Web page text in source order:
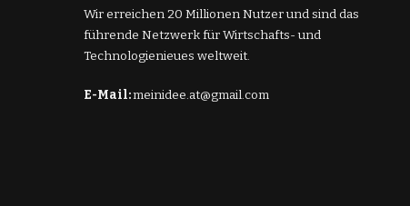
Wir erreichen 20 Millionen Nutzer und sind das
führende Netzwerk für Wirtschafts- und
Technologienieues weltweit.
E-Mail:meinidee.at@gmail.com